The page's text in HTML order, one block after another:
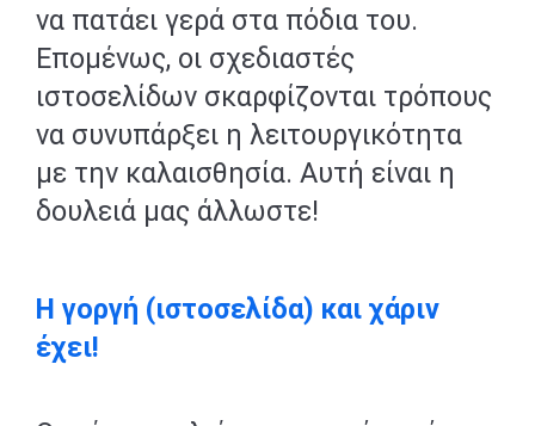
να πατάει γερά στα πόδια του.
Επομένως, οι σχεδιαστές
ιστοσελίδων σκαρφίζονται τρόπους
να συνυπάρξει η λειτουργικότητα
με την καλαισθησία. Αυτή είναι η
δουλειά μας άλλωστε!
Η γοργή (ιστοσελίδα) και χάριν
έχει!